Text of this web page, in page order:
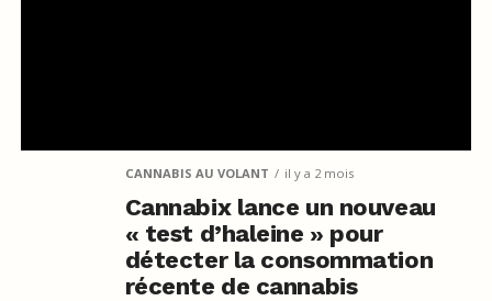
CANNABIS AU VOLANT il y a 2 mois
Cannabix lance un nouveau
« test d’haleine » pour
détecter la consommation
récente de cannabis